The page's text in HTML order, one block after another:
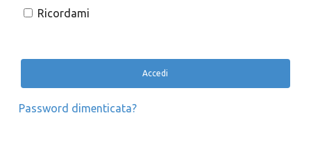
Ricordami
Accedi
Password dimenticata?